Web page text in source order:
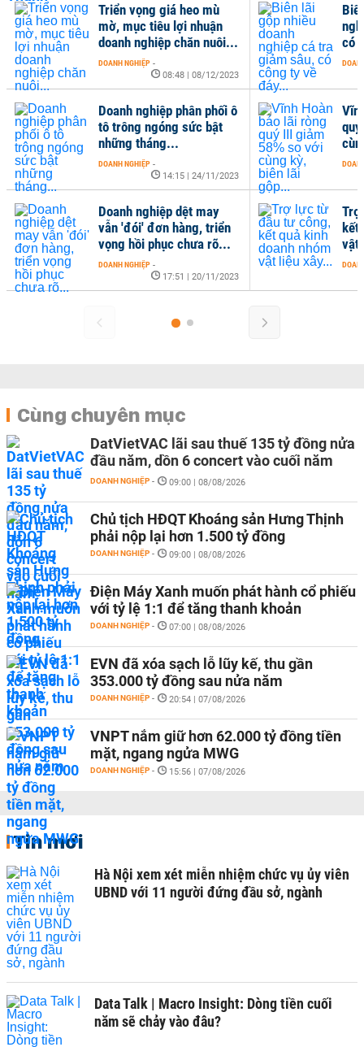
Triển vọng giá heo mù
mờ, mục tiêu lợi nhuận
doanh nghiệp chăn nuôi...
DOANH NGHIỆP -
08:48 | 08/12/2023
Doanh nghiệp phân phối ô
tô trông ngóng sức bật
những tháng...
DOANH NGHIỆP -
14:15 | 24/11/2023
Doanh nghiệp dệt may
vẫn 'đói' đơn hàng, triển
vọng hồi phục chưa rõ...
DOANH NGHIỆP -
17:51 | 20/11/2023
có
Trợ
kết
vật
Cùng chuyên mục
DatVietVAC lãi sau thuế 135 tỷ đồng nửa
đầu năm, dồn 6 concert vào cuối năm
DOANH NGHIỆP - 09:00 | 08/08/2026
Chủ tịch HĐQT Khoáng sản Hưng Thịnh
phải nộp lại hơn 1.500 tỷ đồng
DOANH NGHIỆP - 09:00 | 08/08/2026
Điện Máy Xanh muốn phát hành cổ phiếu
với tỷ lệ 1:1 để tăng thanh khoản
DOANH NGHIỆP - 07:00 | 08/08/2026
EVN đã xóa sạch lỗ lũy kế, thu gần
353.000 tỷ đồng sau nửa năm
DOANH NGHIỆP - 20:54 | 07/08/2026
VNPT nắm giữ hơn 62.000 tỷ đồng tiền
mặt, ngang ngửa MWG
DOANH NGHIỆP - 15:56 | 07/08/2026
Tin mới
Hà Nội xem xét miễn nhiệm chức vụ ủy viên
UBND với 11 người đứng đầu sở, ngành
Data Talk | Macro Insight: Dòng tiền cuối
năm sẽ chảy vào đâu?